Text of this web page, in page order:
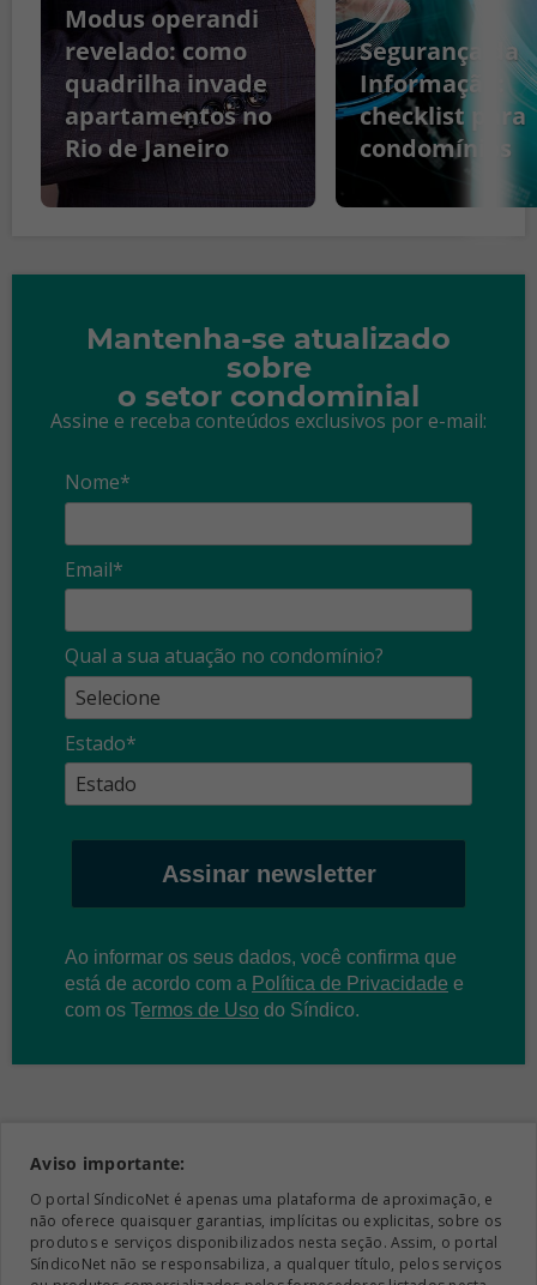
Modus operandi
revelado: como
quadrilha invade
apartamentos no
Rio de Janeiro
Segurança da
Informação:
checklist para
condomínios
Mantenha-se atualizado
sobre
o setor condominial
Assine e receba conteúdos exclusivos por e-mail:
Nome*
Email*
Qual a sua atuação no condomínio?
Estado*
Assinar newsletter
Ao informar os seus dados, você confirma que
está de acordo com a Política de Privacidade e
com os Termos de Uso do Síndico.
Aviso importante:
O portal SíndicoNet é apenas uma plataforma de aproximação, e
não oferece quaisquer garantias, implícitas ou explicitas, sobre os
produtos e serviços disponibilizados nesta seção. Assim, o portal
SíndicoNet não se responsabiliza, a qualquer título, pelos serviços